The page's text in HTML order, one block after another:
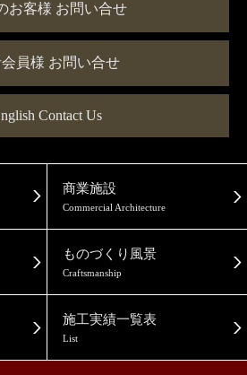
お客様 お問い合せ
員様 お問い合せ
Contact Us
商業施設
Commercial Architecture
ものづくり風景
Craftsmanship
施工実績一覧表
List